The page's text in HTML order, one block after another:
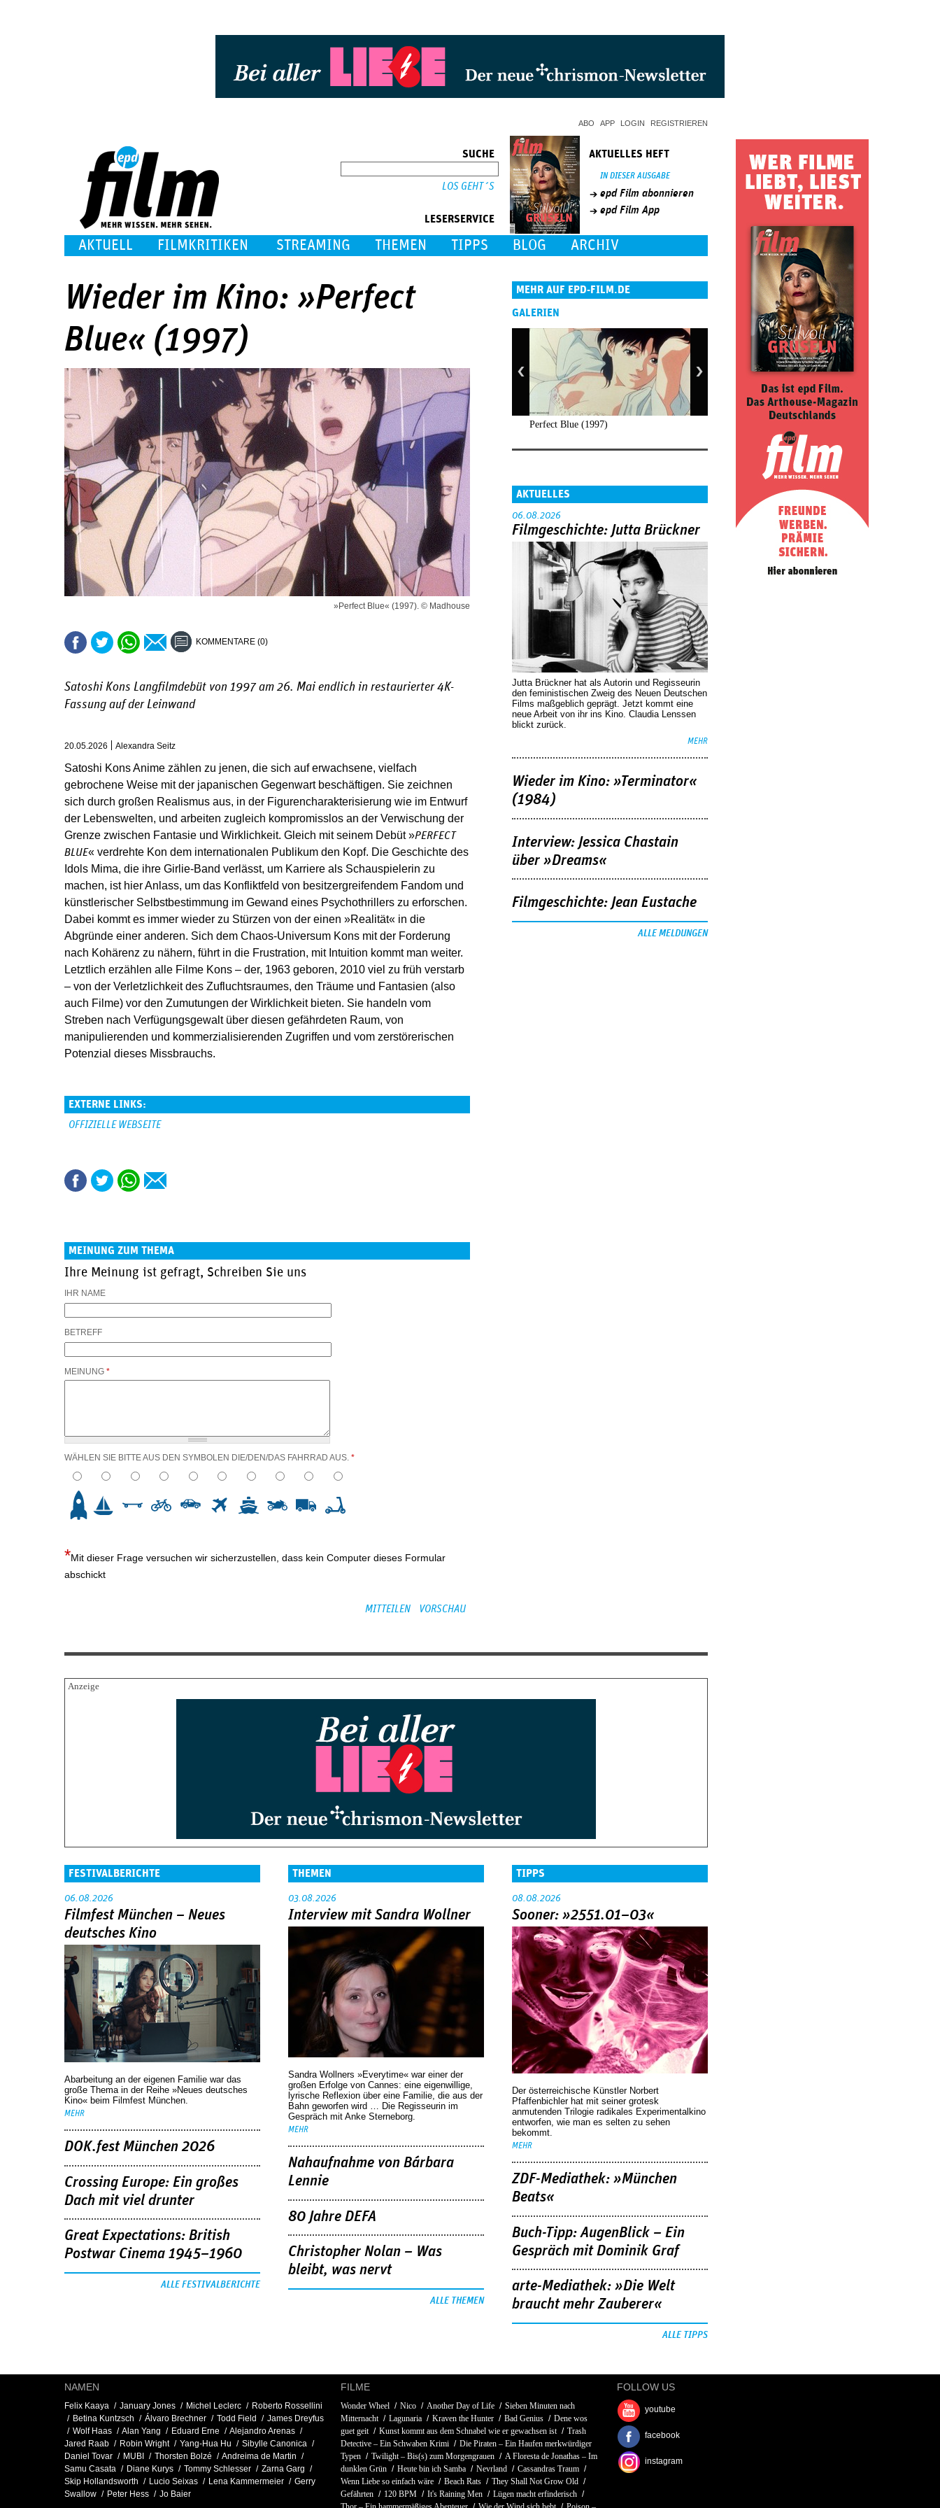
ABO APP LOGIN REGISTRIEREN
SUCHE
LESERSERVICE
AKTUELLES HEFT
IN DIESER AUSGABE
epd Film abonnieren
epd Film App
AKTUELL FILMKRITIKEN STREAMING THEMEN TIPPS BLOG ARCHIV
Wieder im Kino: »Perfect
Blue« (1997)
»Perfect Blue« (1997). © Madhouse
KOMMENTARE (0)
Satoshi Kons Langfilmdebüt von 1997 am 26. Mai endlich in restaurierter 4K-
Fassung auf der Leinwand
20.05.2026 Alexandra Seitz
Satoshi Kons Anime zählen zu jenen, die sich auf erwachsene, vielfach
gebrochene Weise mit der japanischen Gegenwart beschäftigen. Sie zeichnen
sich durch großen Realismus aus, in der Figurencharakterisierung wie im Entwurf
der Lebenswelten, und arbeiten zugleich kompromisslos an der Verwischung der
Grenze zwischen Fantasie und Wirklichkeit. Gleich mit seinem Debüt »PERFECT
BLUE« verdrehte Kon dem internationalen Publikum den Kopf. Die Geschichte des
Idols Mima, die ihre Girlie-Band verlässt, um Karriere als Schauspielerin zu
machen, ist hier Anlass, um das Konfliktfeld von besitzergreifendem Fandom und
künstlerischer Selbstbestimmung im Gewand eines Psychothrillers zu erforschen.
Dabei kommt es immer wieder zu Stürzen von der einen »Realität« in die
Abgründe einer anderen. Sich dem Chaos-Universum Kons mit der Forderung
nach Kohärenz zu nähern, führt in die Frustration, mit Intuition kommt man weiter.
Letztlich erzählen alle Filme Kons – der, 1963 geboren, 2010 viel zu früh verstarb
– von der Verletzlichkeit des Zufluchtsraumes, den Träume und Fantasien (also
auch Filme) vor den Zumutungen der Wirklichkeit bieten. Sie handeln vom
Streben nach Verfügungsgewalt über diesen gefährdeten Raum, von
manipulierenden und kommerzialisierenden Zugriffen und vom zerstörerischen
Potenzial dieses Missbrauchs.
EXTERNE LINKS:
OFFIZIELLE WEBSEITE
MEINUNG ZUM THEMA
Ihre Meinung ist gefragt, Schreiben Sie uns
IHR NAME
BETREFF
MEINUNG *
WÄHLEN SIE BITTE AUS DEN SYMBOLEN DIE/DEN/DAS FAHRRAD AUS. *
4
Mit dieser Frage versuchen wir sicherzustellen, dass kein Computer dieses Formular
abschickt
MEHR AUF EPD-FILM.DE
GALERIEN
Perfect Blue (1997)
AKTUELLES
06.08.2026
Filmgeschichte: Jutta Brückner
Jutta Brückner hat als Autorin und Regisseurin
den feministischen Zweig des Neuen Deutschen
Films maßgeblich geprägt. Jetzt kommt eine
neue Arbeit von ihr ins Kino. Claudia Lenssen
blickt zurück.
MEHR
Wieder im Kino: »Terminator«
(1984)
Interview: Jessica Chastain
über »Dreams«
Filmgeschichte: Jean Eustache
ALLE MELDUNGEN
FESTIVALBERICHTE
06.08.2026
Filmfest München – Neues
deutsches Kino
Abarbeitung an der eigenen Familie war das
große Thema in der Reihe »Neues deutsches
Kino« beim Filmfest München.
MEHR
DOK.fest München 2026
Crossing Europe: Ein großes
Dach mit viel drunter
Great Expectations: British
Postwar Cinema 1945–1960
ALLE FESTIVALBERICHTE
THEMEN
03.08.2026
Interview mit Sandra Wollner
Sandra Wollners »Everytime« war einer der
großen Erfolge von Cannes: eine eigenwillige,
lyrische Reflexion über eine ­Familie, die aus der
Bahn geworfen wird … Die Regisseurin im
Gespräch mit Anke Sterneborg.
MEHR
Nahaufnahme von Bárbara
Lennie
80 Jahre DEFA
Christopher Nolan – Was
bleibt, was nervt
ALLE THEMEN
TIPPS
08.08.2026
Sooner: »2551.01–03«
Der österreichische Künstler Norbert
Pfaffenbichler hat mit seiner grotesk
anmutenden Trilogie radikales Experimentalkino
entworfen, wie man es selten zu sehen
bekommt.
MEHR
ZDF-Mediathek: »München
Beats«
Buch-Tipp: AugenBlick – Ein
Gespräch mit Dominik Graf
arte-Mediathek: »Die Welt
braucht mehr Zauberer«
ALLE TIPPS
NAMEN
Felix Kaaya January Jones Michel Leclerc
Roberto Rossellini
Betina Kuntzsch
Álvaro Brechner Todd Field
James Dreyfus
Wolf Haas
Alan Yang Eduard Erne
Alejandro Arenas
Jared Raab
Robin Wright Yang-Hua Hu
Sibylle Canonica
Daniel Tovar
MUBI Thorsten Bolzé
Andreima de Martin
Samu Casata
Diane Kurys Tommy Schlesser
Zarna Garg
Skip Hollandsworth
Lucio Seixas Lena Kammermeier
Gerry
Swallow
Peter Hess Jo Baier
FILME
Wonder Wheel Nico Another Day of Life
Sieben Minuten nach
Mitternacht
Lagunaria Kraven the Hunter Bad Genius
Dene wos
guet geit
Kunst kommt aus dem Schnabel wie er gewachsen ist
Trash
Detective – Ein Schwaben Krimi
Die Piraten – Ein Haufen merkwürdiger
Typen
Twilight – Bis(s) zum Morgengrauen
A Floresta de Jonathas – Im
dunklen Grün
Heute bin ich Samba Nevrland
Cassandras Traum
Wenn Liebe so einfach wäre
Beach Rats
They Shall Not Grow Old
Gefährten
120 BPM It's Raining Men
Lügen macht erfinderisch
FOLLOW US
youtube
facebook
instagram